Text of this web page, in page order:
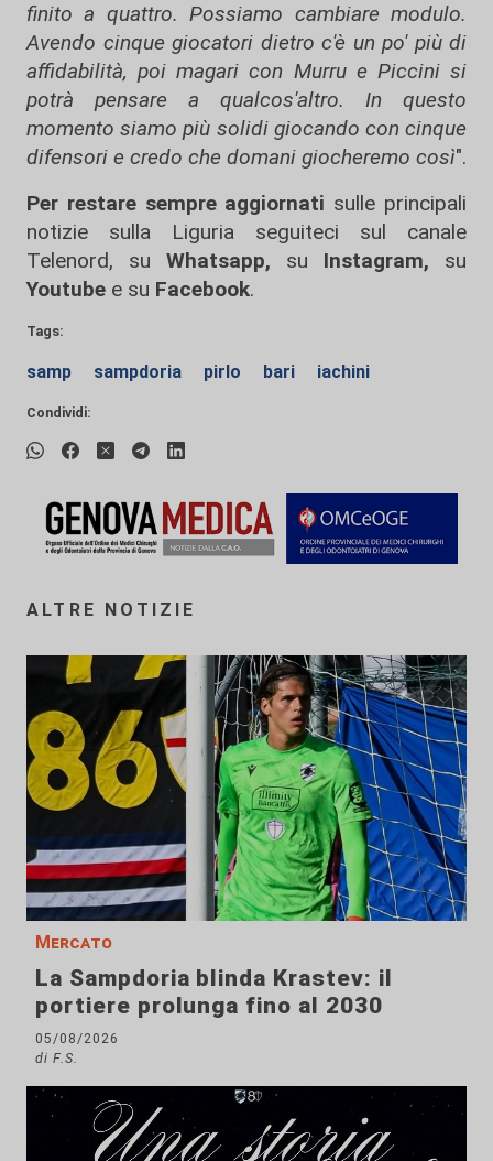
finito a quattro. Possiamo cambiare modulo.
Avendo cinque giocatori dietro c'è un po' più di
affidabilità, poi magari con Murru e Piccini si
potrà pensare a qualcos'altro. In questo
momento siamo più solidi giocando con cinque
difensori e credo che domani giocheremo così".
Per restare sempre aggiornati sulle principali
notizie sulla Liguria seguiteci sul canale
Telenord, su
Whatsapp, su Instagram, su
Youtube e su Facebook.
Tags:
samp sampdoria pirlo bari iachini
Condividi:
ALTRE NOTIZIE
Mercato
La Sampdoria blinda Krastev: il
portiere prolunga fino al 2030
05/08/2026
di F.S.